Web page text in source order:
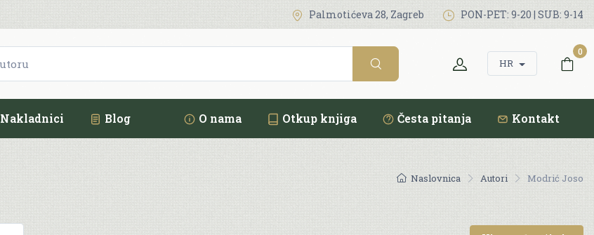
Palmotićeva 28, Zagreb PON-PET: 9-20 | SUB: 9-14
HR
0
Nakladnici Blog O nama Otkup knjiga Česta pitanja Kontakt
Naslovnica Autori Modrić Joso